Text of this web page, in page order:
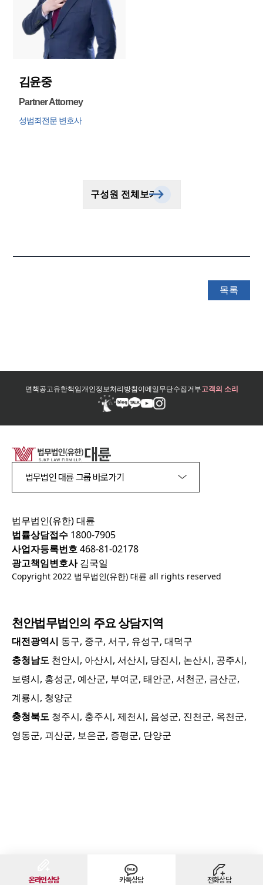
온라인상담 카톡상담 전화상담
김윤중
Partner Attorney
성범죄전문 변호사
구성원 전체보기
목록
면책공고유한책임개인정보처리방침이메일무단수집거부고객의 소리
법무법인 대륜 그룹 바로가기
법무법인(유한) 대륜
법률상담접수 1800-7905
사업자등록번호468-81-02178
광고책임변호사김국일
Copyright 2022 법무법인(유한) 대륜 all rights reserved
천안법무법인의 주요 상담지역
대전광역시 동구, 중구, 서구, 유성구, 대덕구
충청남도 천안시, 아산시, 서산시, 당진시, 논산시, 공주시,
보령시, 홍성군, 예산군, 부여군, 태안군, 서천군, 금산군,
계룡시, 청양군
충청북도 청주시, 충주시, 제천시, 음성군, 진천군, 옥천군,
영동군, 괴산군, 보은군, 증평군, 단양군